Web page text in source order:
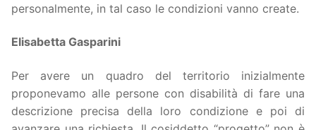
personalmente, in tal caso le condizioni vanno create.
Elisabetta Gasparini
Per avere un quadro del territorio inizialmente
proponevamo alle persone con disabilità di fare una
descrizione precisa della loro condizione e poi di